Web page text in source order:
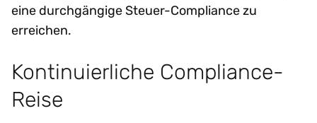
eine durchgängige Steuer-Compliance zu
erreichen.
Kontinuierliche Compliance-
Reise